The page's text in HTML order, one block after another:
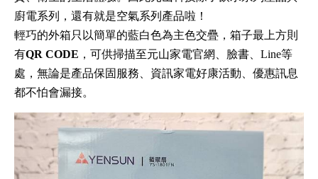
廚電系列，還有就是空氣系列產品啦！
輕巧的外箱只以簡單的藍白色為主色交疊，箱子最上方則
有QR CODE ，可供掃描至元山家電官網、臉書、Line等
處，無論是產品保固服務、資訊家電好康活動、優惠訊息
都不怕會漏接。